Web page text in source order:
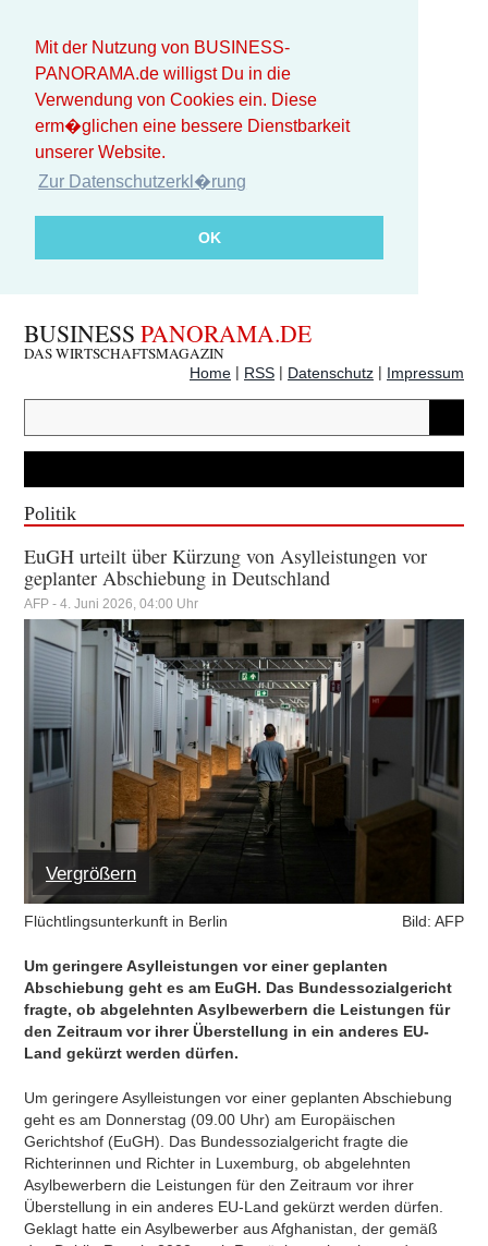
Mit der Nutzung von BUSINESS-
PANORAMA.de willigst Du in die
Verwendung von Cookies ein. Diese
erm�glichen eine bessere Dienstbarkeit
unserer Website.
Zur Datenschutzerkl�rung
OK
BUSINESS PANORAMA.DE
DAS WIRTSCHAFTSMAGAZIN
Home | RSS | Datenschutz | Impressum
Politik
EuGH urteilt über Kürzung von Asylleistungen vor
geplanter Abschiebung in Deutschland
AFP - 4. Juni 2026, 04:00 Uhr
Vergrößern
Flüchtlingsunterkunft in Berlin Bild: AFP
Um geringere Asylleistungen vor einer geplanten
Abschiebung geht es am EuGH. Das Bundessozialgericht
fragte, ob abgelehnten Asylbewerbern die Leistungen für
den Zeitraum vor ihrer Überstellung in ein anderes EU-
Land gekürzt werden dürfen.
Um geringere Asylleistungen vor einer geplanten Abschiebung
geht es am Donnerstag (09.00 Uhr) am Europäischen
Gerichtshof (EuGH). Das Bundessozialgericht fragte die
Richterinnen und Richter in Luxemburg, ob abgelehnten
Asylbewerbern die Leistungen für den Zeitraum vor ihrer
Überstellung in ein anderes EU-Land gekürzt werden dürfen.
Geklagt hatte ein Asylbewerber aus Afghanistan, der gemäß